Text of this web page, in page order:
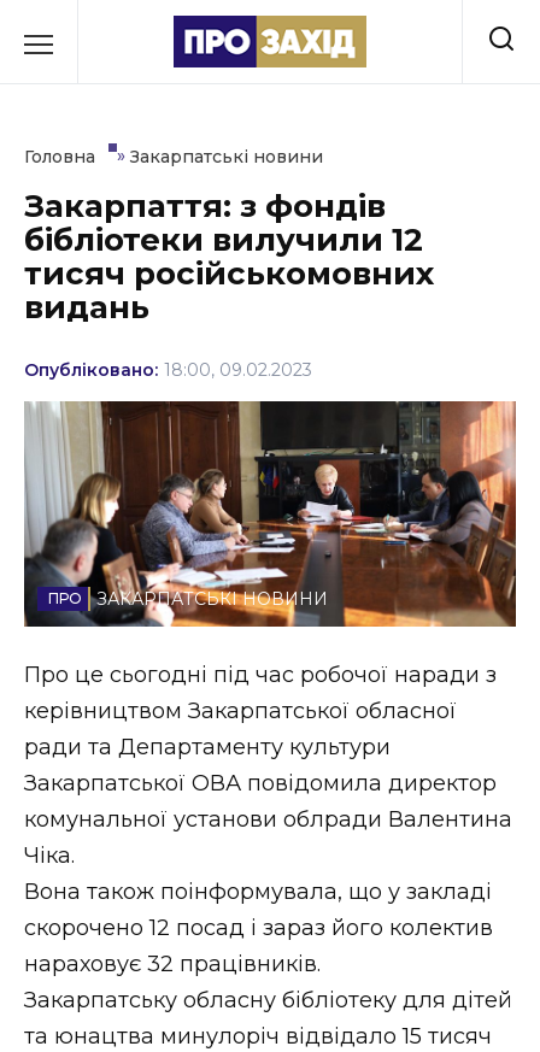
до
Культура
Освіта
Політика
Соціум
Спорт
Стиль життя
Втрачений Ужгород
Втрачений Ужгород (відеоверсія)
ЗАКАРПАТСЬКІ НОВИНИ
НОВИНИ ЗАХІДНОЇ УКРАЇНИ
ФОТО
Головна » Закарпатські новини
Закарпаття: з фондів
бібліотеки вилучили 12
тисяч російськомовних
видань
Опубліковано: 18:00, 09.02.2023
ЗАКАРПАТСЬКІ НОВИНИ
Про це сьогодні під час робочої наради з
керівництвом Закарпатської обласної
ради та Департаменту культури
Закарпатської ОВА повідомила директор
комунальної установи облради Валентина
Чіка.
Вона також поінформувала, що у закладі
скорочено 12 посад і зараз його колектив
нараховує 32 працівників.
Закарпатську обласну бібліотеку для дітей
та юнацтва минулоріч відвідало 15 тисяч